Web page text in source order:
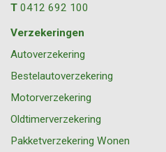
T 0412 692 100
Verzekeringen
Autoverzekering
Bestelautoverzekering
Motorverzekering
Oldtimerverzekering
Pakketverzekering Wonen